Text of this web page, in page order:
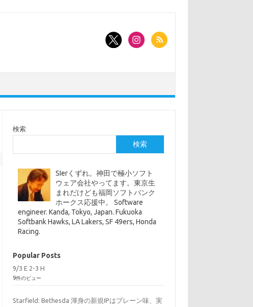
検索
検索
SIerくずれ。神田で極小ソフト
ウェア会社やってます。東京生
まれだけども福岡ソフトバンク
ホークス応援中。 Software
engineer. Kanda, Tokyo, Japan. Fukuoka
Softbank Hawks, LA Lakers, SF 49ers, Honda
Racing.
Popular Posts
9/3 E 2-3 H
9件のビュー
Starfield: Bethesda 渾身の新規IPはプレーン味、実